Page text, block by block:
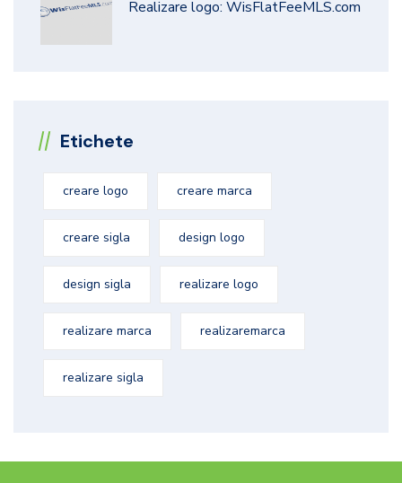
Realizare logo: WisFlatFeeMLS.com
Etichete
creare logo creare marca
creare sigla design logo
design sigla realizare logo
realizare marca realizaremarca
realizare sigla